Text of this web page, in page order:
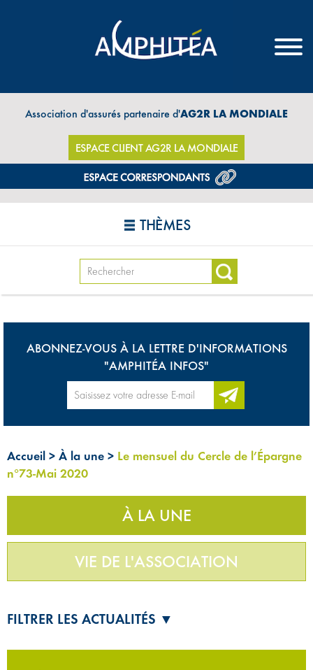
Association d'assurés partenaire d'AG2R LA MONDIALE
ESPACE CLIENT AG2R LA MONDIALE
THÈMES
ABONNEZ-VOUS À LA LETTRE D'INFORMATIONS
"AMPHITÉA INFOS"
Accueil > À la une > Le mensuel du Cercle de l’Épargne
n°73-Mai 2020
À LA UNE
VIE DE L'ASSOCIATION
FILTRER LES ACTUALITÉS ▼